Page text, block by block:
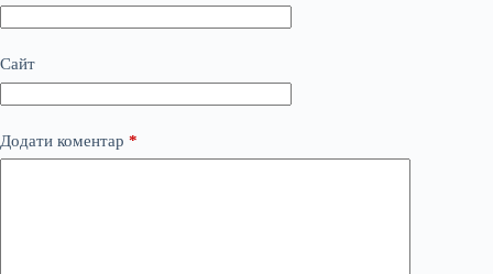
Сайт
Додати коментар *